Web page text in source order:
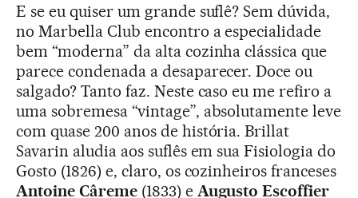
E se eu quiser um grande suflê? Sem dúvida,
no Marbella Club encontro a especialidade
bem “moderna” da alta cozinha clássica que
parece condenada a desaparecer. Doce ou
salgado? Tanto faz. Neste caso eu me refiro a
uma sobremesa “vintage”, absolutamente leve
com quase 200 anos de história. Brillat
Savarin aludia aos suflês em sua Fisiologia do
Gosto (1826) e, claro, os cozinheiros franceses
Antoine Câreme(1833) e Augusto Escoffier